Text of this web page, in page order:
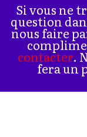
Si vous ne
question
nous faire
contacter.
fera un